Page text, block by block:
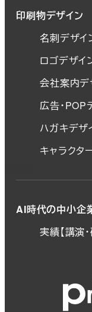
印刷物デザイン
名刺デザイ
ロゴデザイ
会社案内デ
広告・POP
ハガキデザ
キャラクタ
AI時代の中小企
実績【講演